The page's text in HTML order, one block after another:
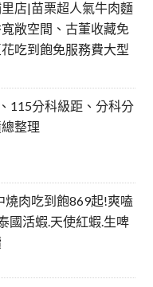
店|苗栗超人氣牛肉麵
敞空間、古董收藏免
吃到飽免服務費大型
115分科級距、分科分
整理
燒肉吃到飽869起!爽嗑
國活蝦.天使紅蝦.生啤